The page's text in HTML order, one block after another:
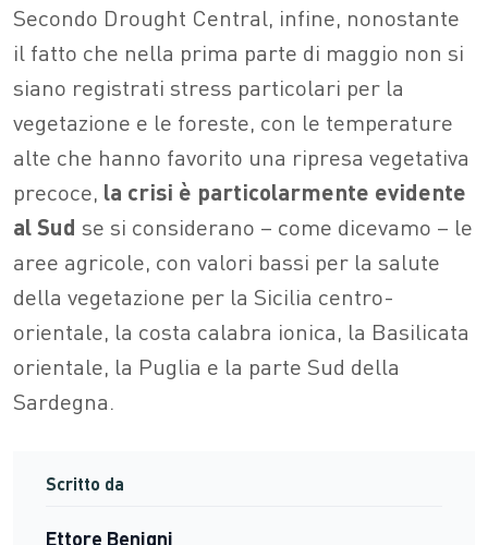
Secondo Drought Central, infine, nonostante
il fatto che nella prima parte di maggio non si
siano registrati stress particolari per la
vegetazione e le foreste, con le temperature
alte che hanno favorito una ripresa vegetativa
precoce, la crisi è particolarmente evidente
al Sud se si considerano – come dicevamo – le
aree agricole, con valori bassi per la salute
della vegetazione per la Sicilia centro-
orientale, la costa calabra ionica, la Basilicata
orientale, la Puglia e la parte Sud della
Sardegna.
Scritto da
Ettore Benigni